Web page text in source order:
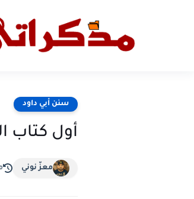
سنن أبي داود
أول كتاب
معزّ نوني